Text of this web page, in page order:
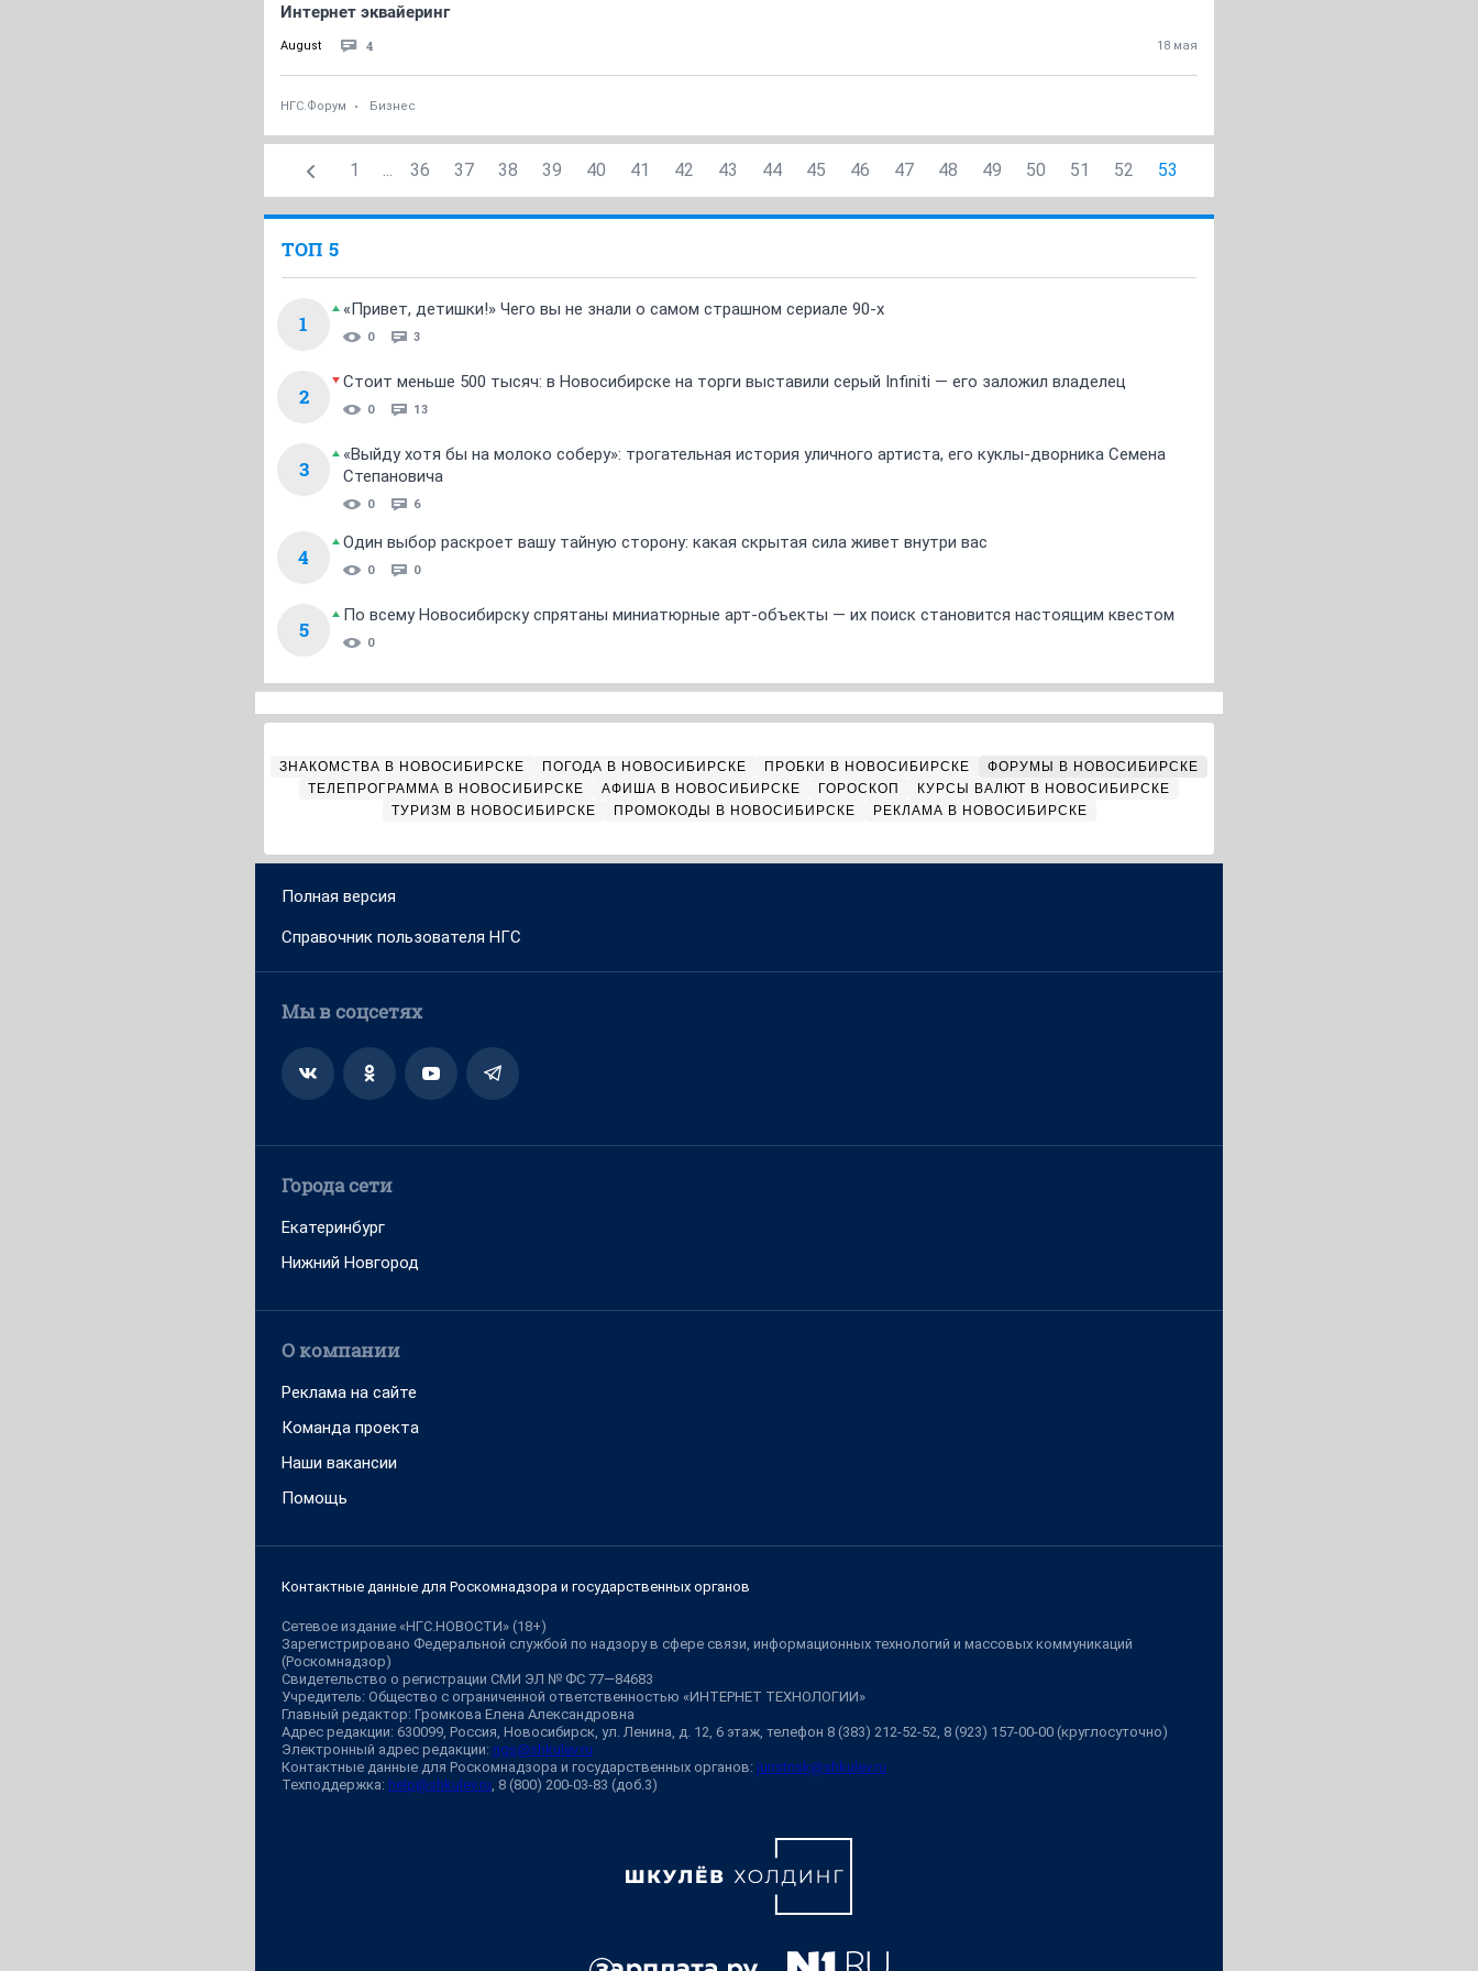
Интернет эквайеринг
August 4 18 мая
НГС.Форум Бизнес
1 ... 36 37 38 39 40 41 42 43 44 45 46 47 48 49 50 51 52 53
ТОП 5
1
«Привет, детишки!» Чего вы не знали о самом страшном сериале 90-х
0 3
2
Стоит меньше 500 тысяч: в Новосибирске на торги выставили серый Infiniti — его заложил владелец
0 13
3
«Выйду хотя бы на молоко соберу»: трогательная история уличного артиста, его куклы-дворника Семена
Степановича
0 6
4
Один выбор раскроет вашу тайную сторону: какая скрытая сила живет внутри вас
0 0
5
По всему Новосибирску спрятаны миниатюрные арт-объекты — их поиск становится настоящим квестом
0
ЗНАКОМСТВА В НОВОСИБИРСКЕ ПОГОДА В НОВОСИБИРСКЕ ПРОБКИ В НОВОСИБИРСКЕ
ФОРУМЫ В НОВОСИБИРСКЕ
ТЕЛЕПРОГРАММА В НОВОСИБИРСКЕ
АФИША В НОВОСИБИРСКЕ ГОРОСКОП
КУРСЫ ВАЛЮТ В НОВОСИБИРСКЕ
ТУРИЗМ В НОВОСИБИРСКЕ
ПРОМОКОДЫ В НОВОСИБИРСКЕ РЕКЛАМА В НОВОСИБИРСКЕ
Полная версия
Справочник пользователя НГС
Мы в соцсетях
Города сети
Екатеринбург
Нижний Новгород
О компании
Реклама на сайте
Команда проекта
Наши вакансии
Помощь
Контактные данные для Роскомнадзора и государственных органов
Сетевое издание «НГС.НОВОСТИ» (18+)
Зарегистрировано Федеральной службой по надзору в сфере связи, информационных технологий и массовых коммуникаций
(Роскомнадзор)
Свидетельство о регистрации СМИ ЭЛ № ФС 77—84683
Учредитель: Общество с ограниченной ответственностью «ИНТЕРНЕТ ТЕХНОЛОГИИ»
Главный редактор: Громкова Елена Александровна
Адрес редакции: 630099, Россия, Новосибирск, ул. Ленина, д. 12, 6 этаж, телефон 8 (383) 212-52-52, 8 (923) 157-00-00 (круглосуточно)
Электронный адрес редакции: ngs@shkulev.ru
Контактные данные для Роскомнадзора и государственных органов: juristnsk@shkulev.ru
Техподдержка: help@shkulev.ru, 8 (800) 200-03-83 (доб.3)